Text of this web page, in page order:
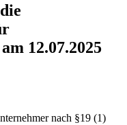
12.07.2025
nach §19 (1)